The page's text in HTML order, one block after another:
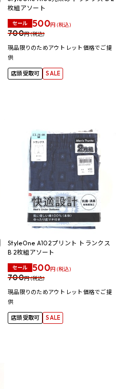
枚組アソート
セール 500円 (税込)
700円 (税込)
現品限りのためアウトレット価格でご提
供
店頭受取可 SALE
StyleOne A102プリント トランクス
B 2枚組アソート
セール 500円 (税込)
700円 (税込)
現品限りのためアウトレット価格でご提
供
店頭受取可 SALE